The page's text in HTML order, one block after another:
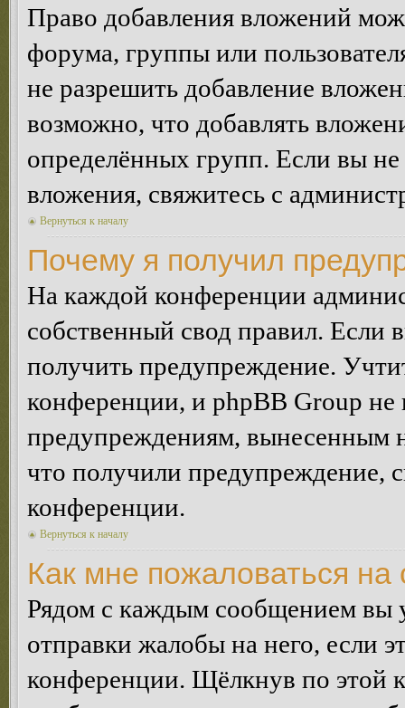
Право добавления вложений
форума, группы или
не разрешить добавление
возможно, что добавлять
определённых групп. Если вы не
вложения, свяжитесь с
Вернуться к началу
Почему я получил
На каждой конференции
собственный свод правил.
получить предупреждение.
конференции, и phpBB Group не
предупреждениям, вынесенным
что получили предупреждение,
конференции.
Вернуться к началу
Как мне пожаловаться
Рядом с каждым сообщением вы
отправки жалобы на него, если
конференции. Щёлкнув по этой